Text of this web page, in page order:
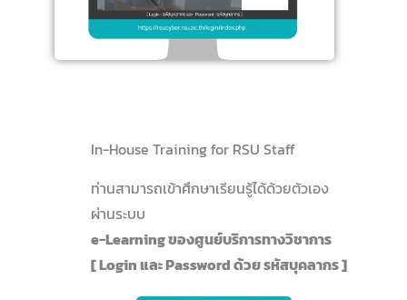
In-House Training for RSU Staff
ท่านสามารถเข้าศึกษาเรียนรู้ได้ด้วยตัวเอง
ผ่านระบบ
e-Learning ของศูนย์บริการทางวิชาการ
[ Login และ Password ด้วย รหัสบุคลากร ]